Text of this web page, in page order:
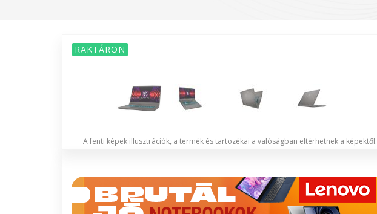
RAKTÁRON
A fenti képek illusztrációk, a termék és tartozékai a valóságban eltérhetnek a képektől.